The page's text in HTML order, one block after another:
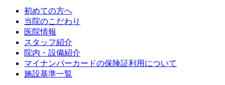
初めての方へ
当院のこだわり
医院情報
スタッフ紹介
院内・設備紹介
マイナンバーカードの保険証利用について
施設基準一覧